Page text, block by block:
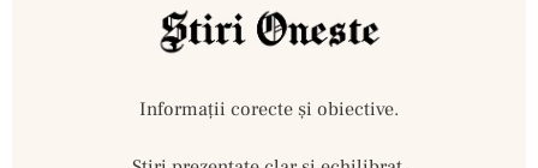
Informații corecte și obiective.